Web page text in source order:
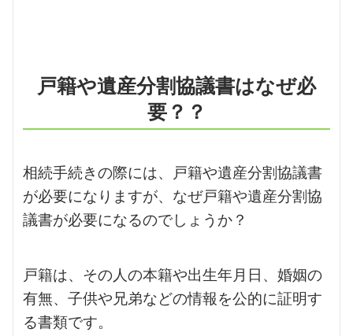
戸籍や遺産分割協議書はなぜ必
要？？
相続手続きの際には、戸籍や遺産分割協議書
が必要になりますが、なぜ戸籍や遺産分割協
議書が必要になるのでしょうか？
戸籍は、その人の本籍や出生年月日、婚姻の
有無、子供や兄弟などの情報を公的に証明す
る書類です。